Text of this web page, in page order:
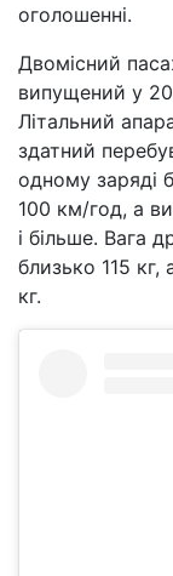
оголошенні.
Двомісний
випущений у
Літальний
здатний
одному заряді
100 км/год, а
і більше. Вага
близько 115 кг,
кг.